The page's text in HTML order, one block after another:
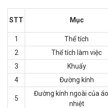
STT Mục
1
Thể tích
2
Thể tích làm việc
3
Khuấy
4
Đường kính
5
Đường kính ngoài của
nhiệt